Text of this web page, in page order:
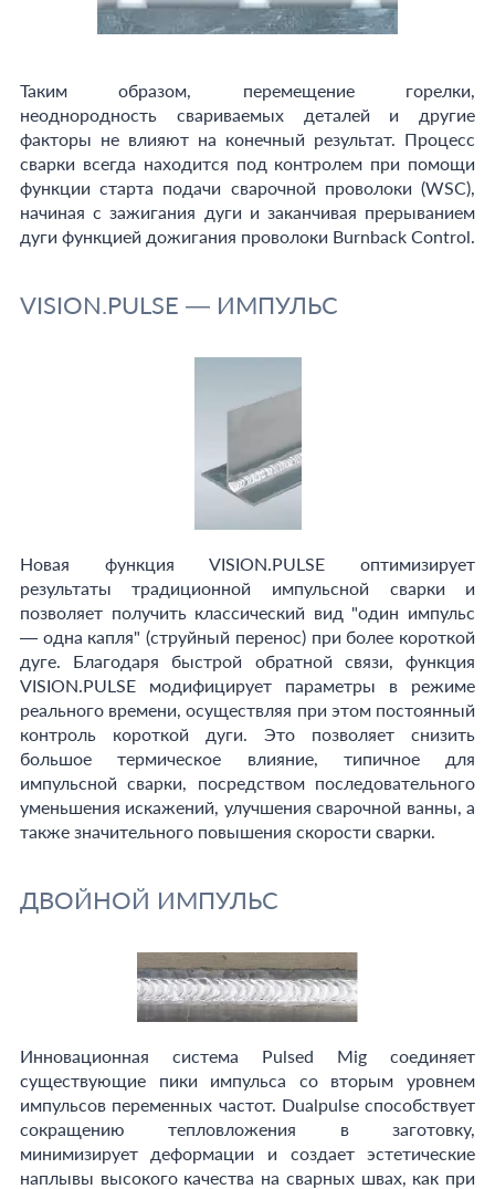
Таким образом, перемещение горелки,
неоднородность свариваемых деталей и другие
факторы не влияют на конечный результат. Процесс
сварки всегда находится под контролем при помощи
функции старта подачи сварочной проволоки (WSC),
начиная с зажигания дуги и заканчивая прерыванием
дуги функцией дожигания проволоки Burnback Control.
VISION.PULSE — ИМПУЛЬС
Новая функция VISION.PULSE оптимизирует
результаты традиционной импульсной сварки и
позволяет получить классический вид "один импульс
— одна капля" (струйный перенос) при более короткой
дуге. Благодаря быстрой обратной связи, функция
VISION.PULSE модифицирует параметры в режиме
реального времени, осуществляя при этом постоянный
контроль короткой дуги. Это позволяет снизить
большое термическое влияние, типичное для
импульсной сварки, посредством последовательного
уменьшения искажений, улучшения сварочной ванны, а
также значительного повышения скорости сварки.
ДВОЙНОЙ ИМПУЛЬС
Инновационная система Pulsed Mig соединяет
существующие пики импульса со вторым уровнем
импульсов переменных частот. Dualpulse способствует
сокращению тепловложения в заготовку,
минимизирует деформации и создает эстетические
наплывы высокого качества на сварных швах, как при